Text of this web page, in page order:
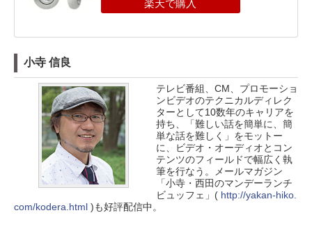
小寺 信良
テレビ番組、CM、プロモーショ
ンビデオのテクニカルディレク
ターとして10数年のキャリアを
持ち、「難しい話を簡単に、簡
単な話を難しく」をモットー
に、ビデオ・オーディオとコン
テンツのフィールドで幅広く執
筆を行なう。メールマガジン
「小寺・西田のマンデーランチ
ビュッフェ」( http://yakan-hiko.
com/kodera.html)も好評配信中。